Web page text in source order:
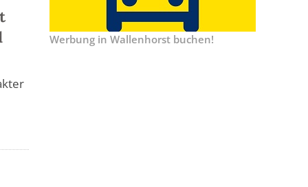
Werbung in Wallenhorst buchen!